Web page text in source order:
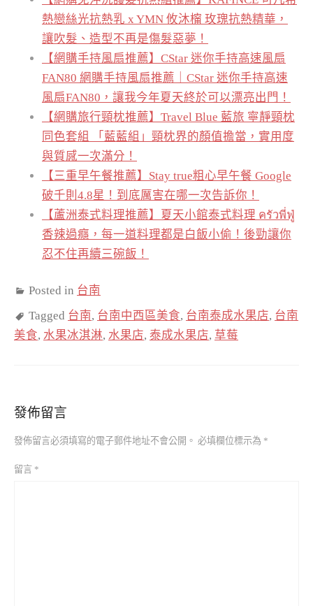
熱戀絲光抗熱乳 x YMN 攸沐橣 玫瑰抗熱精華，
讓吹髮、造型不再是傷髮惡夢！
【網購手持風扇推薦】CStar 迷你手持高速風扇
FAN80 網購手持風扇推薦｜CStar 迷你手持高速
風扇FAN80，讓我今年夏天終於可以漂亮出門！
【網購旅行頸枕推薦】Travel Blue 藍旅 寧靜頸枕
同色套組 「藍藍組」頸枕界的顏值擔當，實用度
與質感一次滿分！
【三重早午餐推薦】Stay true粗心早午餐 Google
破千則4.8星！到底厲害在哪一次告訴你！
【蘆洲泰式料理推薦】夏天小館泰式料理 ครัวพี่ฟู่
香辣過癮，每一道料理都是白飯小偷！後勁讓你
忍不住再續三碗飯！
Posted in 台南
Tagged 台南, 台南中西區美食, 台南泰成水果店, 台南
美食, 水果冰淇淋, 水果店, 泰成水果店, 草莓
發佈留言
發佈留言必須填寫的電子郵件地址不會公開。 必填欄位標示為 *
留言 *